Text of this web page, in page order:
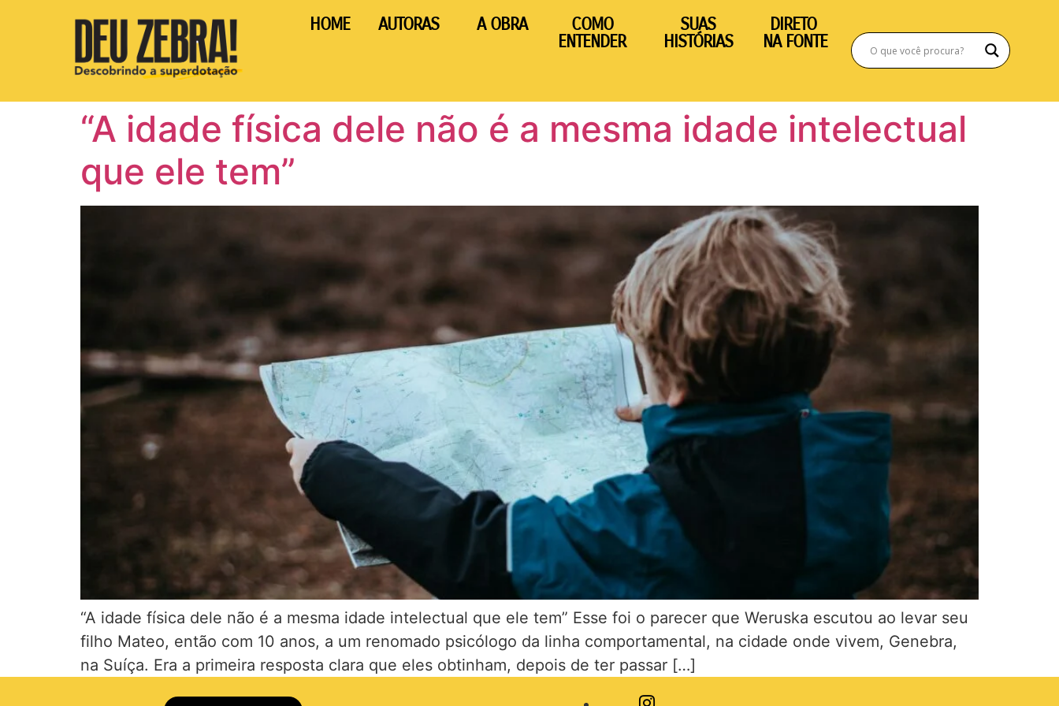
HOME AUTORAS A OBRA
COMO
ENTENDER
SUAS
HISTÓRIAS
DIRETO
NA FONTE
“A idade física dele não é a mesma idade intelectual
que ele tem”
“A idade física dele não é a mesma idade intelectual que ele tem” Esse foi o parecer que Weruska escutou ao levar seu
filho Mateo, então com 10 anos, a um renomado psicólogo da linha comportamental, na cidade onde vivem, Genebra,
na Suíça. Era a primeira resposta clara que eles obtinham, depois de ter passar […]